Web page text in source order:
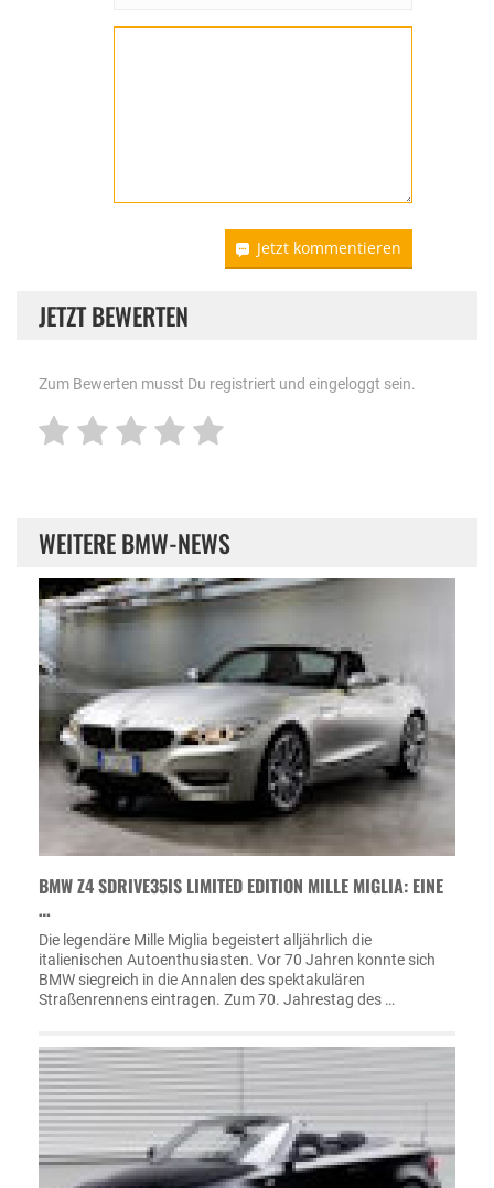
Jetzt kommentieren
JETZT BEWERTEN
Zum Bewerten musst Du registriert und eingeloggt sein.
WEITERE BMW-NEWS
BMW Z4 SDRIVE35IS LIMITED EDITION MILLE MIGLIA: EINE
…
Die legendäre Mille Miglia begeistert alljährlich die
italienischen Autoenthusiasten. Vor 70 Jahren konnte sich
BMW siegreich in die Annalen des spektakulären
Straßenrennens eintragen. Zum 70. Jahrestag des …